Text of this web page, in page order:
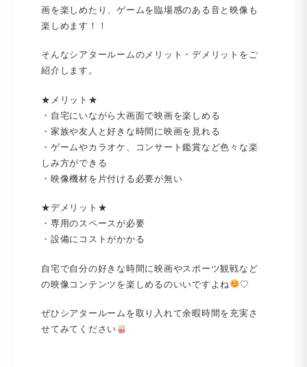
画を楽しめたり、ゲームを臨場感のある音と映像も
楽しめます！！
そんなシアタールームのメリット・デメリットをご
紹介します。
★メリット★
・自宅にいながら大画面で映画を楽しめる
・家族や友人と好きな時間に映画を見れる
・ゲームやカラオケ、コンサート鑑賞など色々な楽
しみ方ができる
・映像機材を片付ける必要が無い
★デメリット★
・専用のスペースが必要
・設備にコストがかかる
自宅で自分の好きな時間に映画やスポーツ観戦など
の映像コンテンツを楽しめるのいいですよね
♡
ぜひシアタールームを取り入れて余暇時間を充実さ
せてみてください